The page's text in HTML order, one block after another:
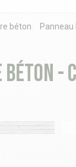
béton
-